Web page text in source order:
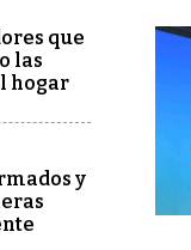
que
las
hogar
y